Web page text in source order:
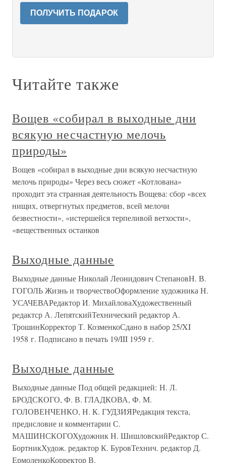
ПОЛУЧИТЬ ПОДАРОК
Читайте также
Вощев «собирал в выходные дни
всякую несчастную мелочь
природы»
Вощев «собирал в выходные дни всякую несчастную
мелочь природы» Через весь сюжет «Котлована»
проходит эта странная деятельность Вощева: сбор «всех
нищих, отвергнутых предметов, всей мелочи
безвестности», «истершейся терпеливой ветхости»,
«вещественных останков
Выходные данные
Выходные данные Николай Леонидович СтепановН. В.
ГОГОЛЬ Жизнь и творчествоОформление художника Н.
УСАЧЕВАРедактор И. МихайловаХудожественный
редактср А. ЛепятскийТехнический редактор А.
ТрошинКорректор Т. КозменкоСдано в набор 25/XI
1958 г. Подписано в печать 19/III 1959 г.
Выходные данные
Выходные данные Под общей редакцией: Н. Л.
БРОДСКОГО, Ф. В. ГЛАДКОВА, Ф. М.
ГОЛОВЕНЧЕНКО, Н. К. ГУДЗИЯРедакция текста,
предисловие и комментарии С.
МАШИНСКОГОХудожник Н. ШишловскийРедактор С.
БортникХудож. редактор К. БуровТехнич. редактор Д.
ЕрмоленкоКорректор В.